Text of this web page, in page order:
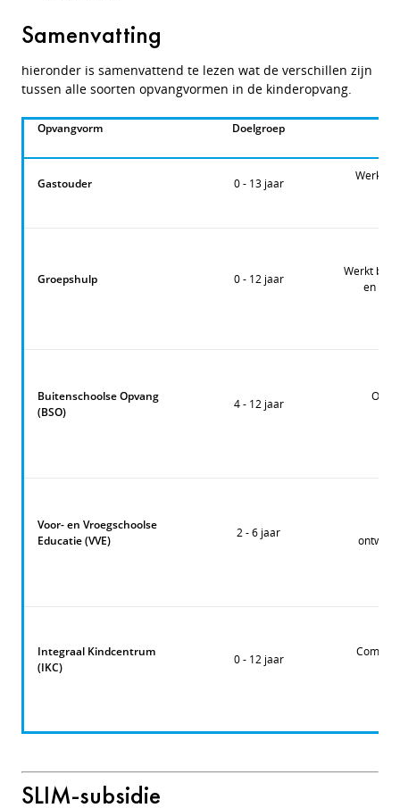
Samenvatting
hieronder is samenvattend te lezen wat de verschillen zijn
tussen alle soorten opvangvormen in de kinderopvang.
Opvangvorm Doelgroep
Gastouder 0 - 13 jaar
Werkt
Groepshulp 0 - 12 jaar
Werkt
en
Buitenschoolse Opvang
(BSO)
4 - 12 jaar
Voor- en Vroegschoolse
Educatie (VVE)
2 - 6 jaar
Integraal Kindcentrum
(IKC)
0 - 12 jaar
SLIM-subsidie